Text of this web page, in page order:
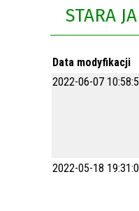
Rok 2021
Rok 2020
STARA
Data modyfikacji
2022-06-07
2022-05-18